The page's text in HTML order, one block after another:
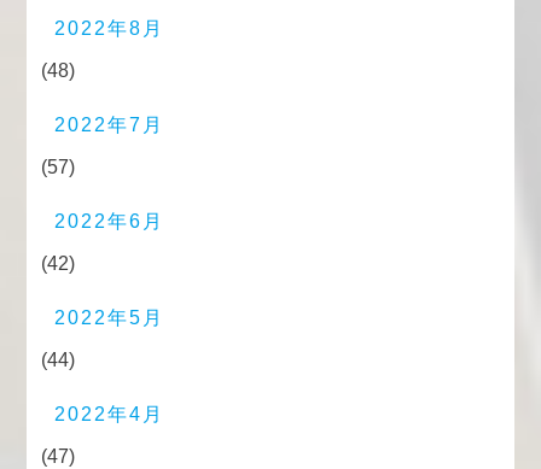
2022年8月
(48)
2022年7月
(57)
2022年6月
(42)
2022年5月
(44)
2022年4月
(47)